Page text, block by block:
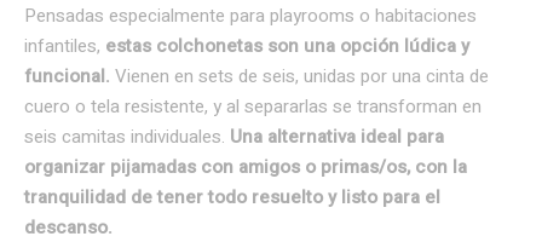
Pensadas especialmente para playrooms o habitaciones
infantiles, estas colchonetas son una opción lúdica y
funcional. Vienen en sets de seis, unidas por una cinta de
cuero o tela resistente, y al separarlas se transforman en
seis camitas individuales. Una alternativa ideal para
organizar pijamadas con amigos o primas/os, con la
tranquilidad de tener todo resuelto y listo para el
descanso.